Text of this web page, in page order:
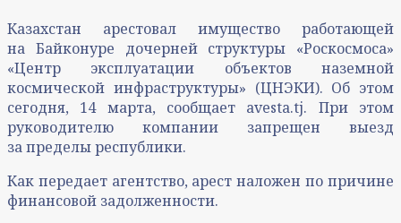
Казахстан арестовал имущество работающей
на Байконуре дочерней структуры «Роскосмоса»
«Центр эксплуатации объектов наземной
космической инфраструктуры» (ЦНЭКИ). Об этом
сегодня, 14 марта, сообщает avesta.tj. При этом
руководителю компании запрещен выезд
за пределы республики.
Как передает агентство, арест наложен по причине
финансовой задолженности.